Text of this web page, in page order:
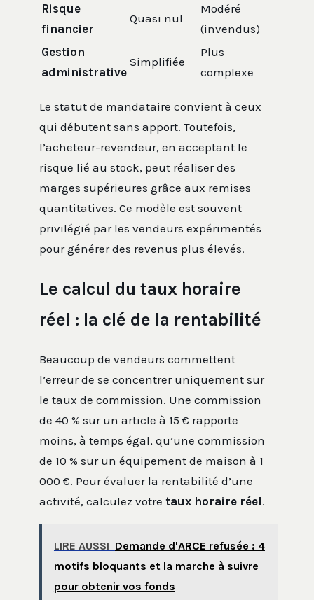
Risque
financier
Quasi nul
Modéré
(invendus)
Gestion
administrative
Simplifiée
Plus
complexe
Le statut de mandataire convient à ceux
qui débutent sans apport. Toutefois,
l’acheteur-revendeur, en acceptant le
risque lié au stock, peut réaliser des
marges supérieures grâce aux remises
quantitatives. Ce modèle est souvent
privilégié par les vendeurs expérimentés
pour générer des revenus plus élevés.
Le calcul du taux horaire
réel : la clé de la rentabilité
Beaucoup de vendeurs commettent
l’erreur de se concentrer uniquement sur
le taux de commission. Une commission
de 40 % sur un article à 15 € rapporte
moins, à temps égal, qu’une commission
de 10 % sur un équipement de maison à 1
000 €. Pour évaluer la rentabilité d’une
activité, calculez votre taux horaire réel.
LIRE AUSSI Demande d'ARCE refusée : 4
motifs bloquants et la marche à suivre
pour obtenir vos fonds